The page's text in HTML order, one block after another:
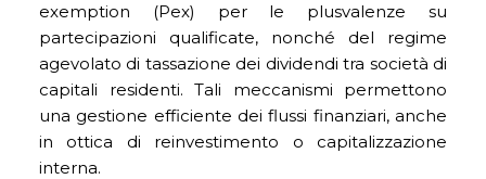
exemption (Pex) per le plusvalenze su
partecipazioni qualificate, nonché del regime
agevolato di tassazione dei dividendi tra società di
capitali residenti. Tali meccanismi permettono
una gestione efficiente dei flussi finanziari, anche
in ottica di reinvestimento o capitalizzazione
interna.